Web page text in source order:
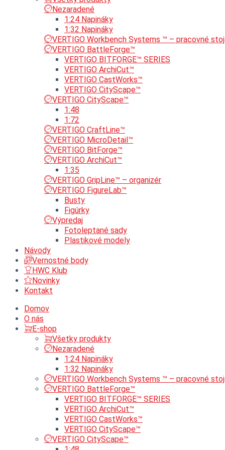
Nezaradené
1:24 Napináky
1:32 Napináky
VERTIGO Workbench Systems ™ – pracovné
VERTIGO BattleForge™
VERTIGO BITFORGE™ SERIES
VERTIGO ArchiCut™
VERTIGO CastWorks™
VERTIGO CityScape™
VERTIGO CityScape™
1:48
1:72
VERTIGO CraftLine™
VERTIGO MicroDetail™
VERTIGO BitForge™
VERTIGO ArchiCut™
1:35
VERTIGO GripLine™ – organizér
VERTIGO FigureLab™
Busty
Figúrky
Výpredaj
Fotoleptané sady
Plastikové modely
Návody
Vernostné body
HWC Klub
Novinky
Kontakt
Domov
O nás
E-shop
Všetky produkty
Nezaradené
1:24 Napináky
1:32 Napináky
VERTIGO Workbench Systems ™ – pracovné
VERTIGO BattleForge™
VERTIGO BITFORGE™ SERIES
VERTIGO ArchiCut™
VERTIGO CastWorks™
VERTIGO CityScape™
VERTIGO CityScape™